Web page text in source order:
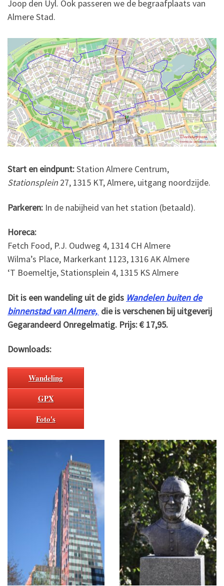
Joop den Uyl. Ook passeren we de begraafplaats van
Almere Stad.
Start en eindpunt:Station Almere Centrum,
Stationsplein 27, 1315 KT, Almere, uitgang noordzijde.
Parkeren: In de nabijheid van het station (betaald).
Horeca:
Fetch Food, P.J. Oudweg 4, 1314 CH Almere
Wilma’s Place, Markerkant 1123, 1316 AK Almere
‘T Boemeltje, Stationsplein 4, 1315 KS Almere
Dit is een wandeling uit de gids Wandelen buiten de
binnenstad van Almere, die is verschenen bij uitgeverij
Gegarandeerd Onregelmatig. Prijs: € 17,95.
Downloads:
Wandeling
GPX
Foto's